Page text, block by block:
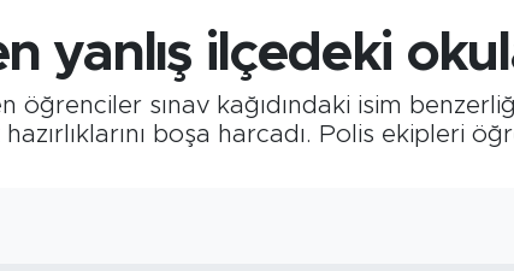
yanlış ilçedeki
öğrenciler sınav kağıdındaki isim
hazırlıklarını boşa harcadı. Polis ekipleri